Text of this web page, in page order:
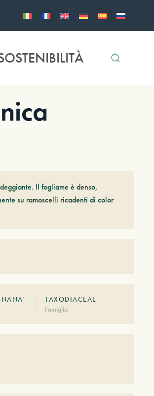
Il fogliame è denso,
su ramoscelli ricadenti di color
NANA'
TAXODIACEAE
Famiglia